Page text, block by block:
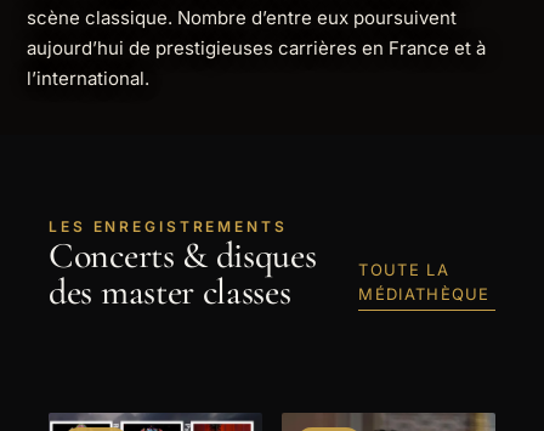
scène classique. Nombre d’entre eux poursuivent
aujourd’hui de prestigieuses carrières en France et à
l’international.
LES ENREGISTREMENTS
Concerts & disques
des master classes
TOUTE LA
MÉDIATHÈQUE